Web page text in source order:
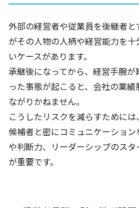
外部の経営者や従業員を後継者
がその人物の人柄や経営能力を
いケースがあります。
承継後になってから、経営手腕
った事態が起こると、会社の業
ながりかねません。
こうしたリスクを減らすために
候補者と密にコミュニケーショ
や判断力、リーダーシップのス
が重要です。